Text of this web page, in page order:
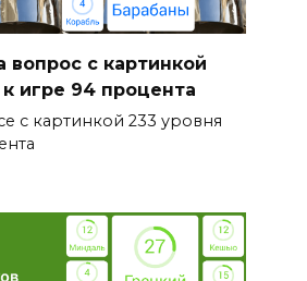
вопрос с картинкой
игре 94 процента
с картинкой 233 уровня